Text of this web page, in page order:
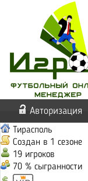
Авторизация
Тирасполь
Создан в 1 сезоне
19 игроков
70 % сыгранности